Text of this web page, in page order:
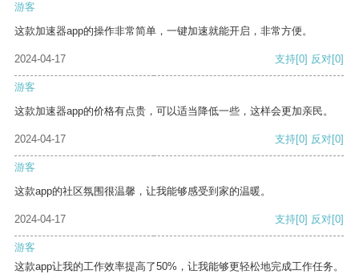
游客
这款加速器app的操作非常简单，一键加速就能开启，非常方便。
2024-04-17 支持[0] 反对[0]
游客
这款加速器app的价格有点贵，可以适当降低一些，这样会更加亲民。
2024-04-17 支持[0] 反对[0]
游客
这款app的社区氛围很温馨，让我能够感受到家的温暖。
2024-04-17 支持[0] 反对[0]
游客
这款app让我的工作效率提高了50%，让我能够更轻松地完成工作任务。